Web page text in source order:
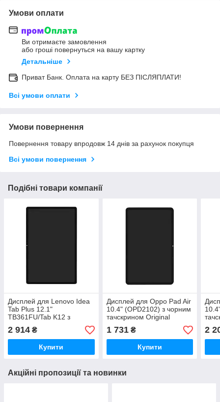
Умови оплати
Ви отримаєте замовлення
або гроші повернуться на вашу картку
Детальніше
Приват Банк. Оплата на карту БЕЗ ПІСЛЯПЛАТИ!
Всі умови оплати
Умови повернення
Повернення товару впродовж 14 днів за рахунок покупця
Всі умови повернення
Подібні товари компанії
Дисплей для Lenovo Idea
Tab Plus 12.1"
TB361FU/Tab K12 з
Original
2 914 ₴
Купити
Дисплей для Oppo Pad Air
10.4" (OPD2102) з чорним
тачскрином Original
1 731₴
Купити
2
Акційні пропозиції та новинки